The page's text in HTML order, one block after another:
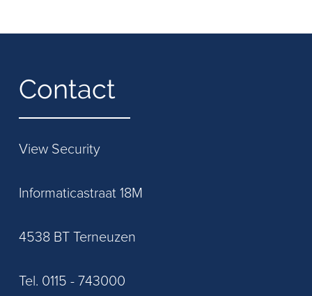
Contact
View Security
Informaticastraat 18M
4538 BT Terneuzen
Tel. 0115 - 743000